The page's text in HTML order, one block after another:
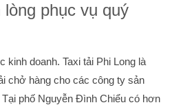
lòng phục vụ quý
kinh doanh. Taxi tải Phi Long là
chở hàng cho các công ty sản
phố Nguyễn Đình Chiểu có hơn